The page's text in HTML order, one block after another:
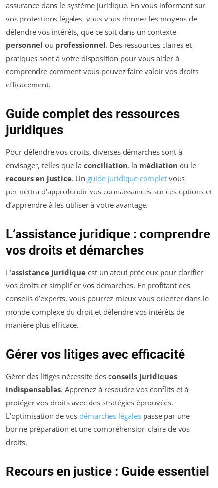
assurance dans le système juridique. En vous informant sur
vos protections légales, vous vous donnez les moyens de
défendre vos intérêts, que ce soit dans un contexte
personnel ou professionnel. Des ressources claires et
pratiques sont à votre disposition pour vous aider à
comprendre comment vous pouvez faire valoir vos droits
efficacement.
Guide complet des ressources
juridiques
Pour défendre vos droits, diverses démarches sont à
envisager, telles que la conciliation, la médiation ou le
recours en justice. Un guide juridique complet vous
permettra d’approfondir vos connaissances sur ces options et
d’apprendre à les utiliser à votre avantage.
L’assistance juridique : comprendre
vos droits et démarches
L’assistance juridique est un atout précieux pour clarifier
vos droits et simplifier vos démarches. En profitant des
conseils d’experts, vous pourrez mieux vous orienter dans le
monde complexe du droit et défendre vos intérêts de
manière plus efficace.
Gérer vos litiges avec efficacité
Gérer des litiges nécessite des conseils juridiques
indispensables. Apprenez à résoudre vos conflits et à
protéger vos droits avec des stratégies éprouvées.
L’optimisation de vos démarches légales passe par une
bonne préparation et une compréhension claire de vos
droits.
Recours en justice : Guide essentiel